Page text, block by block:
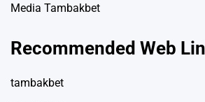
Media Tambakbet
Recommended Web
tambakbet